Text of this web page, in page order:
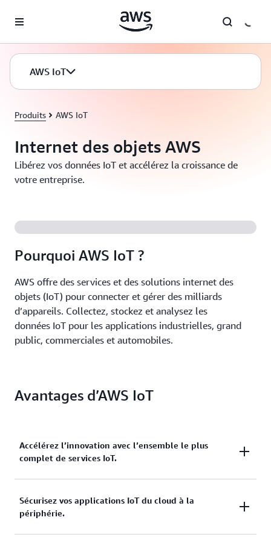
AWS IoT
Produits AWS IoT
Internet des objets AWS
Libérez vos données IoT et accélérez la croissance de
votre entreprise.
Pourquoi AWS IoT ?
AWS offre des services et des solutions internet des
objets (IoT) pour connecter et gérer des milliards
d’appareils. Collectez, stockez et analysez les
données IoT pour les applications industrielles, grand
public, commerciales et automobiles.
Avantages d’AWS IoT
Accélérez l’innovation avec l’ensemble le plus
complet de services IoT.
Effectuez votre mise à l’échelle, augmentez votre
productivité et économisez de l’argent avec AWS
Sécurisez vos applications IoT du cloud à la
périphérie.